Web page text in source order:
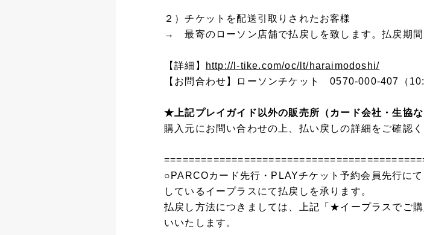
２）チケットを配送引取りされたお客様
→ 最寄のローソン店舗で払戻しを致します。払戻期間
【詳細】
http://l-tike.com/oc/lt/haraimodoshi/
【お問合わせ】ローソンチケット 0570-000-407（
★上記プレイガイド以外の販売所（カード会社・生協
購入元にお問い合わせの上、払い戻しの詳細をご確認く
○PARCOカード先行・PLAYチケット予約会員先行に
しているイープラスにて払戻しを承ります。
払戻し方法につきましては、上記「★イープラスでご
いいたします。